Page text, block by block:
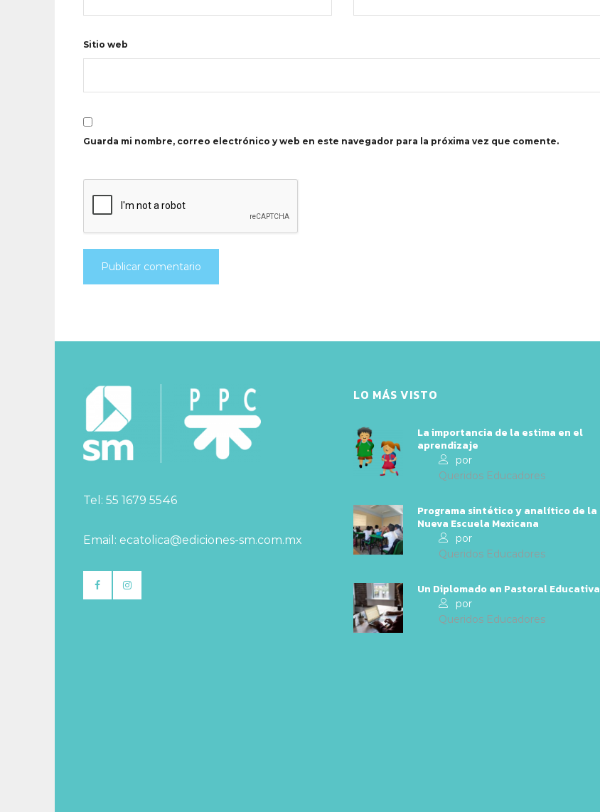
Sitio web
Guarda mi nombre, correo electrónico y web en este navegador para la próxima vez que comente.
Tel: 55 1679 5546
Email: ecatolica@ediciones-sm.com.mx
LO MÁS VISTO
La importancia de la estima en el
aprendizaje
por
Queridos Educadores
Programa sintético y analítico de la
Nueva Escuela Mexicana
por
Queridos Educadores
Un Diplomado en Pastoral Educativa
por
Queridos Educadores